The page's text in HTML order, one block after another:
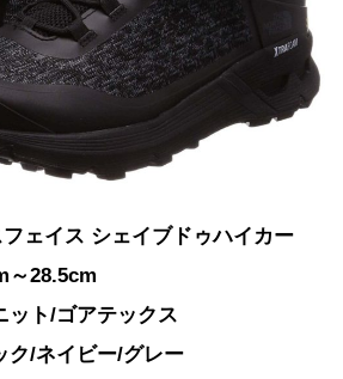
ェイス シェイブドゥハイカー
～28.5cm
ット/ゴアテックス
ク/ネイビー/グレー